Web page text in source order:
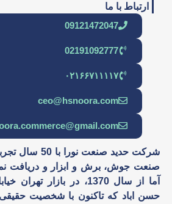
09121472047
02191092777
۰۲۱۶۶۷۱۱۱۱۷
ceo@hsnoora.com
ارتباط با ما
شرکت حدید صنعت
صنعت جوش، برش و ابزار و دریافت
آما از سال 1370، در بازار
حسن اباد که تاکنون با شخصیت حقیقی